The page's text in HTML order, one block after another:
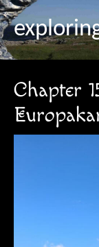
Zum
Inhalt
springen
Chapter
Post
navigation